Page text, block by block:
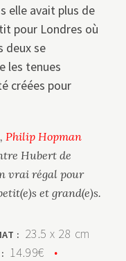
elle avait plus de
pour Londres où
deux se
les tenues
créées pour
Philip Hopman
Hubert de
vrai régal pour
et grand(e)s.
: 23.5 x 28 cm
14.99€ •